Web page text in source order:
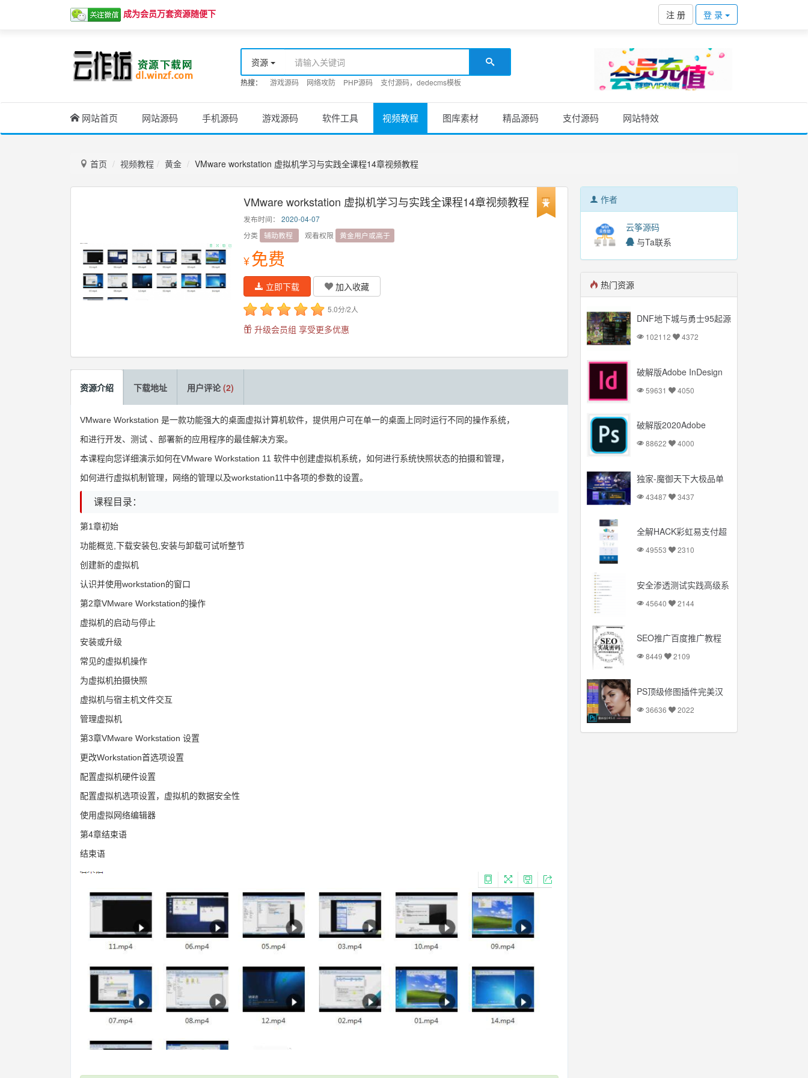
成为会员万套资源随便下 注 册 登 录
资源
热搜： 游戏源码 网络攻防 PHP源码 支付源码，dedecms模板
网站首页 网站源码 手机源码 游戏源码 软件工具 视频教程 图库素材 精品源码 支付源码 网站特效
首页 视频教程 黄金 VMware workstation 虚拟机学习与实践全课程14章视频教程
VMware workstation 虚拟机学习与实践全课程14章视频教程
发布时间：
2020-04-07
分类
辅助教程 观看权限 黄金用户或高于
¥免费
立即下载 加入收藏
5.0分/2人
升级会员组 享受更多优惠
资源介绍 下载地址 用户评论(2)
VMware Workstation 是一款功能强大的桌面虚拟计算机软件，提供用户可在单一的桌面上同时运行不同的操作系统，
和进行开发、测试 、部署新的应用程序的最佳解决方案。
本课程向您详细演示如何在VMware Workstation 11 软件中创建虚拟机系统，如何进行系统快照状态的拍摄和管理，
如何进行虚拟机制管理，网络的管理以及workstation11中各项的参数的设置。
课程目录：
第1章初始
功能概览,下载安装包,安装与卸载可试听整节
创建新的虚拟机
认识并使用workstation的窗口
第2章VMware Workstation的操作
虚拟机的启动与停止
安装或升级
常见的虚拟机操作
为虚拟机拍摄快照
虚拟机与宿主机文件交互
管理虚拟机
第3章VMware Workstation 设置
更改Workstation首选项设置
配置虚拟机硬件设置
配置虚拟机选项设置，虚拟机的数据安全性
使用虚拟网络编辑器
第4章结束语
结束语
作者
云筝源码
与Ta联系
热门资源
DNF地下城与勇士95起源
版本【云库端+VM一键
端】台服95起源网游可联
102112 4372
破解版Adobe InDesign
国语言
59631 4050
破解版2020Adobe
Photoshop
Mac+Windows 多国语言
88622 4000
独家-魔御天下大极品单
力_PK超爽【Gom引擎】
43487 3437
全解HACK彩虹易支付超
完整源码
49553 2310
安全渗透测试实践高级系
45640 2144
SEO推广百度推广教程
SEO排名
8449 2109
PS顶级修图插件完美汉
方便36636 2022